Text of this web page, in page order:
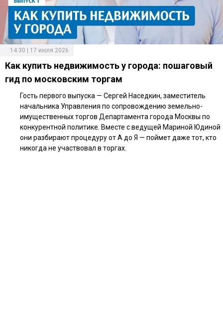
14:30 | 17 июля 2026
Как купить недвижимость у города: пошаговый
гид по московским торгам
Гость первого выпуска — Сергей Наседкин, заместитель
начальника Управления по сопровождению земельно-
имущественных торгов Департамента города Москвы по
конкурентной политике. Вместе с ведущей Мариной Юдиной
они разбирают процедуру от А до Я — поймет даже тот, кто
никогда не участвовал в торгах.